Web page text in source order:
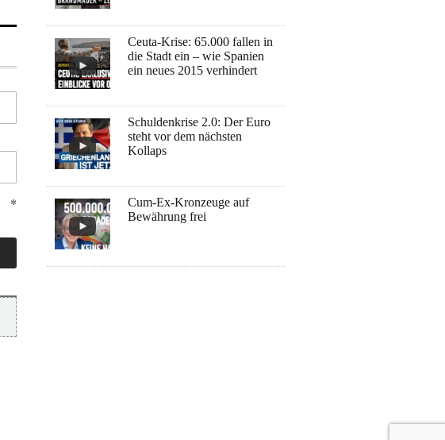
Ceuta-Krise: 65.000 fallen in
die Stadt ein – wie Spanien
ein neues 2015 verhindert
Schuldenkrise 2.0: Der Euro
steht vor dem nächsten
Kollaps
Cum-Ex-Kronzeuge auf
Bewährung frei